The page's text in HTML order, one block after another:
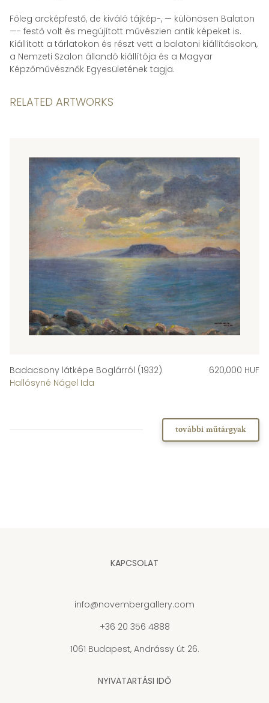
Főleg arcképfestő, de kiváló tájkép-, — különösen Balaton
—- festő volt és megújított művészien antik képeket is.
Kiállított a tárlatokon és részt vett a balatoni kiállításokon,
a Nemzeti Szalon állandó kiállítója és a Magyar
Képzőművésznők Egyesületének tagja.
RELATED ARTWORKS
Badacsony látképe Boglárról (1932)
Hallósyné Nágel Ida
620,000 HUF
további műtárgyak
KAPCSOLAT
info@novembergallery.com
+36 20 356 4888
1061 Budapest, Andrássy út 26.
NYIVATARTÁSI IDŐ